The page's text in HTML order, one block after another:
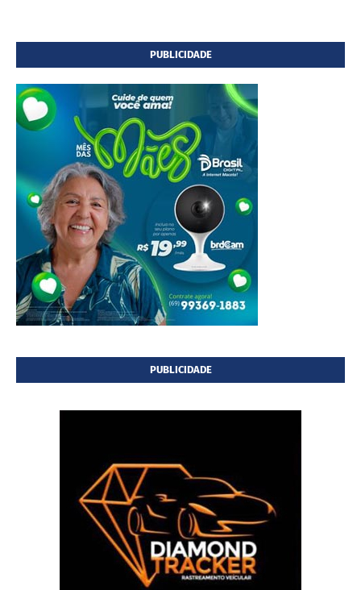
PUBLICIDADE
PUBLICIDADE